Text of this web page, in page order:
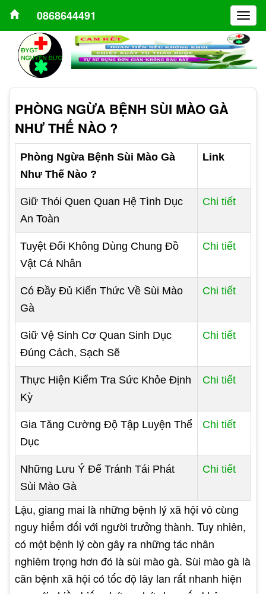
0868644491
PHÒNG NGỪA BỆNH SÙI MÀO GÀ
NHƯ THẾ NÀO ?
Phòng Ngừa Bệnh Sùi Mào Gà
Như Thế Nào ?
Link
Giữ Thói Quen Quan Hệ Tình Dục
An Toàn
Chi tiết
Tuyệt Đối Không Dùng Chung Đồ
Vật Cá Nhân
Chi tiết
Có Đầy Đủ Kiến Thức Về Sùi Mào
Gà
Chi tiết
Giữ Vệ Sinh Cơ Quan Sinh Dục
Đúng Cách, Sạch Sẽ
Chi tiết
Thực Hiện Kiểm Tra Sức Khỏe Định
Kỳ
Chi tiết
Gia Tăng Cường Độ Tập Luyện Thể
Dục
Chi tiết
Những Lưu Ý Để Tránh Tái Phát
Sùi Mào Gà
Chi tiết
Lậu, giang mai là những bệnh lý xã hội vô cùng
nguy hiểm đối với người trưởng thành. Tuy nhiên,
có một bệnh lý còn gây ra những tác nhân
nghiêm trọng hơn đó là sùi mào gà. Sùi mào gà là
căn bệnh xã hội có tốc độ lây lan rất nhanh hiện